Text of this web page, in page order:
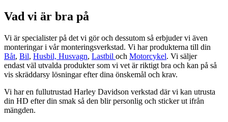
Vad vi är bra på
Vi är specialister på det vi gör och dessutom så erbjuder vi även
monteringar i vår monteringsverkstad. Vi har produkterna till din
Båt, Bil, Husbil, Husvagn, Lastbil och Motorcykel. Vi säljer
endast väl utvalda produkter som vi vet är riktigt bra och kan på så
vis skräddarsy lösningar efter dina önskemål och krav.
Vi har en fullutrustad Harley Davidson verkstad där vi kan utrusta
din HD efter din smak så den blir personlig och sticker ut ifrån
mängden.